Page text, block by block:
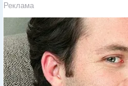
Реклама